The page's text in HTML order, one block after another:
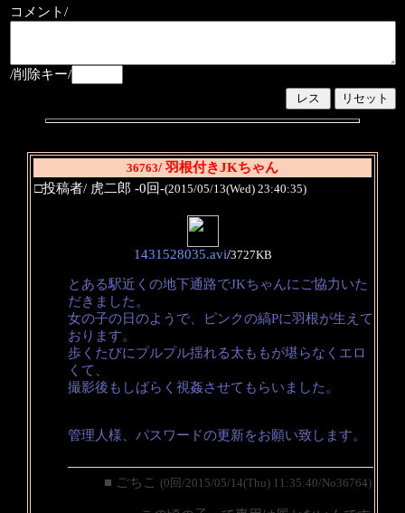
コメント/
/削除キー/
36763/ 羽根付きJKちゃん
□投稿者/ 虎二郎 -0回-(2015/05/13(Wed) 23:40:35)
1431528035.avi/3727KB
とある駅近くの地下通路でJKちゃんにご協力いた
だきました。
女の子の日のようで、ピンクの縞Pに羽根が生えて
おります。
歩くたびにプルプル揺れる太ももが堪らなくエロ
くて、
撮影後もしばらく視姦させてもらいました。
管理人様、パスワードの更新をお願い致します。
■ ごちこ (0回/2015/05/14(Thu) 11:35:40/No36764)